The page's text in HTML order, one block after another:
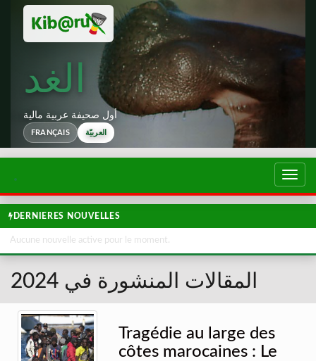
الغد
أول صحيفة عربية مالية
FRANÇAIS العربيّة
تبديل
DERNIERES NOUVELLES
Aucune nouvelle active pour le moment.
المقالات المنشورة في 2024
Tragédie au large des
côtes marocaines : Le